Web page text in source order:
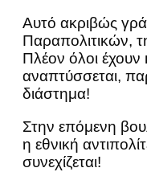
Αυτό ακριβώς
Παραπολιτικών,
Πλέον όλοι έχουν
αναπτύσσεται,
διάστημα!
Στην επόμενη
η εθνική
συνεχίζεται!